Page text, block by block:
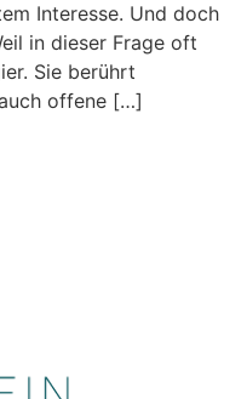
Interesse. Und doch
in dieser Frage oft
Sie berührt
offene […]